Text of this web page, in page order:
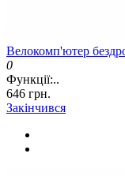
Велокомп'ютер
0
Функції:..
646 грн.
Закінчився